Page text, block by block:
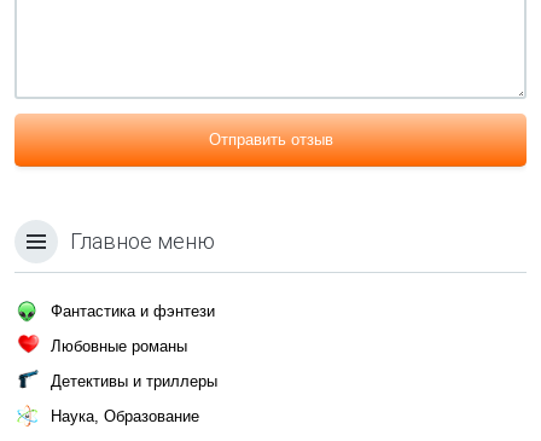
Отправить отзыв
Главное меню
Фантастика и фэнтези
Любовные романы
Детективы и триллеры
Наука, Образование